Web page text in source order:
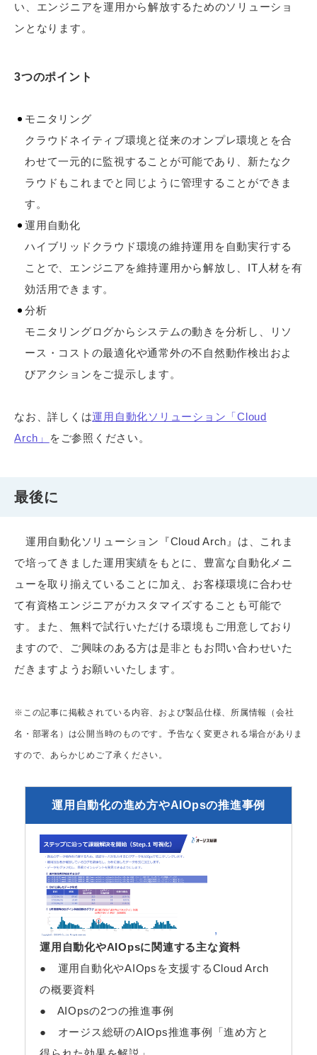
い、エンジニアを運用から解放するためのソリューショ
ンとなります。
3つのポイント
モニタリング
クラウドネイティブ環境と従来のオンプレ環境とを合
わせて一元的に監視することが可能であり、新たなク
ラウドもこれまでと同じように管理することができま
す。
運用自動化
ハイブリッドクラウド環境の維持運用を自動実行する
ことで、エンジニアを維持運用から解放し、IT人材を有
効活用できます。
分析
モニタリングログからシステムの動きを分析し、リソ
ース・コストの最適化や通常外の不自然動作検出およ
びアクションをご提示します。
なお、詳しくは運用自動化ソリューション「Cloud
Arch」
をご参照ください。
最後に
運用自動化ソリューション『Cloud Arch』は、これま
で培ってきました運用実績をもとに、豊富な自動化メニ
ューを取り揃えていることに加え、お客様環境に合わせ
て有資格エンジニアがカスタマイズすることも可能で
す。また、無料で試行いただける環境もご用意しており
ますので、ご興味のある方は是非ともお問い合わせいた
だきますようお願いいたします。
※この記事に掲載されている内容、および製品仕様、所属情報（会社
名・部署名）は公開当時のものです。予告なく変更される場合がありま
すので、あらかじめご了承ください。
運用自動化の進め方やAIOpsの推進事例
運用自動化やAIOpsに関連する主な資料
● 運用自動化やAIOpsを支援するCloud Arch
の概要資料
● AIOpsの2つの推進事例
● オージス総研のAIOps推進事例「進め方と